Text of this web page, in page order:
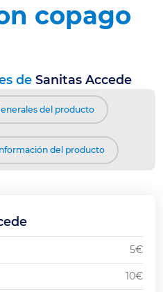
copago
de Sanitas Accede
del producto
del producto
5€
10€